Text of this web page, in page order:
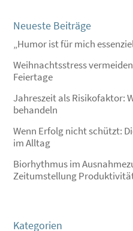
Neueste Beiträge
„Humor ist für mich
Weihnachtsstress
Feiertage
Jahreszeit als Risikofaktor:
behandeln
Wenn Erfolg nicht schützt:
im Alltag
Biorhythmus im
Zeitumstellung
Kategorien